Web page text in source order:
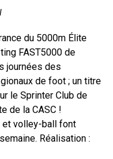
du 5000m Élite
FAST5000 de
journées des
de foot ; un titre
le Sprinter Club de
de la CASC !
et volley-ball font
Réalisation :